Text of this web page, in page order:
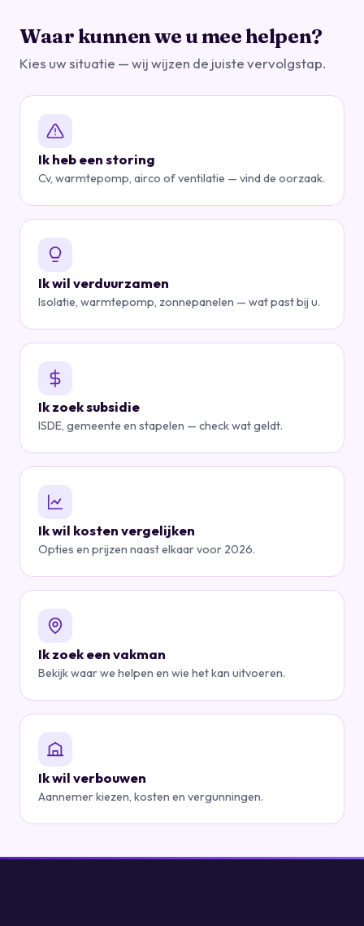
Waar kunnen we u mee helpen?
Kies uw situatie — wij wijzen de juiste vervolgstap.
Ik heb een storing
Cv, warmtepomp, airco of ventilatie — vind de oorzaak.
Ik wil verduurzamen
Isolatie, warmtepomp, zonnepanelen — wat past bij u.
Ik zoek subsidie
ISDE, gemeente en stapelen — check wat geldt.
Ik wil kosten vergelijken
Opties en prijzen naast elkaar voor 2026.
Ik zoek een vakman
Bekijk waar we helpen en wie het kan uitvoeren.
Ik wil verbouwen
Aannemer kiezen, kosten en vergunningen.